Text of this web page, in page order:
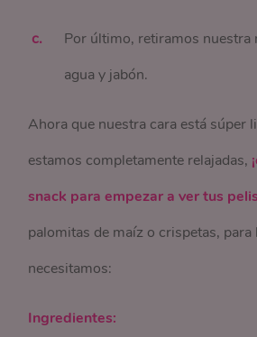
Por último, retiramos nuestra
agua y jabón.
Ahora que nuestra cara está súper
estamos completamente relajadas,
snack para empezar a ver tus
palomitas de maíz o crispetas, para
necesitamos:
Ingredientes: